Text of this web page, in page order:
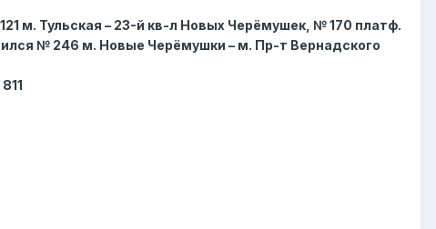
м. Тульская – 23-й кв-л Новых Черёмушек, № 170 платф.
№ 246 м. Новые Черёмушки – м. Пр-т Вернадского